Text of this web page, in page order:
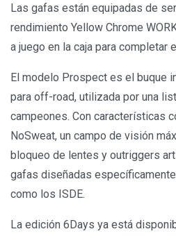
Las gafas están equipadas de
rendimiento Yellow Chrome
a juego en la caja para completar
El modelo Prospect es el buque
para off-road, utilizada por una
campeones. Con características
NoSweat, un campo de visión
bloqueo de lentes y outriggers
gafas diseñadas
como los ISDE.
La edición 6Days ya está